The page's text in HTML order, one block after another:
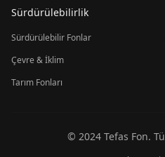
Sürdürülebilirlik
Sürdürülebilir Fonlar
Çevre & İklim
Tarım Fonları
© 2024 Tefas Fon.